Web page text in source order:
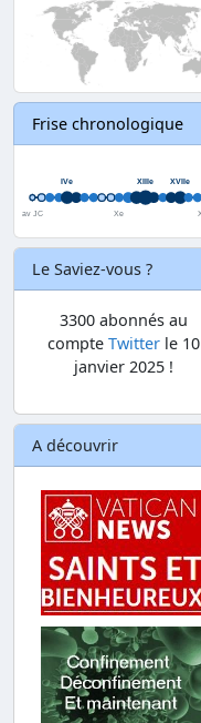
Frise chronologique
Le Saviez-vous ?
3300 abonnés au
compte Twitter le 10
janvier 2025 !
A découvrir